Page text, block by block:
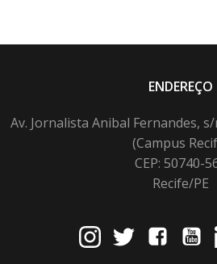
ENDEREÇO
Av. Jornalista Anibal Fernandes,
(Campus
CEP: 50740-
Recife/PE